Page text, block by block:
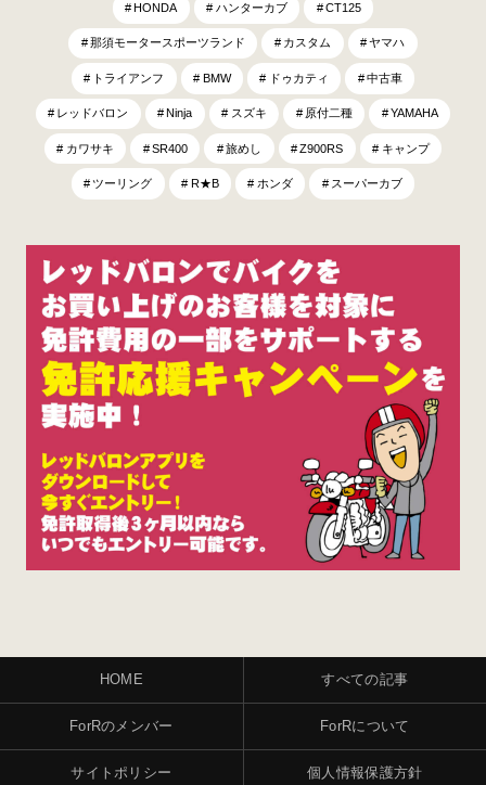
HONDA ハンターカブ CT125
那須モータースポーツランド カスタム ヤマハ
トライアンフ BMW ドゥカティ 中古車
レッドバロン Ninja スズキ 原付二種 YAMAHA
カワサキ SR400 旅めし Z900RS キャンプ
ツーリング R★B ホンダ スーパーカブ
HOME すべての記事
ForRのメンバー ForRについて
サイトポリシー 個人情報保護方針